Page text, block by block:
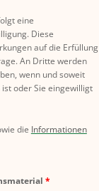
eine
Diese
auf die Erfüllung
An Dritte werden
wenn und soweit
oder Sie eingewilligt
die Informationen